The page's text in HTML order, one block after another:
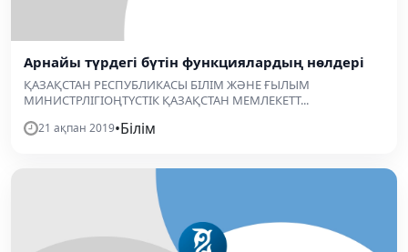
Арнайы түрдегі бүтін функциялардың нөлдері
ҚАЗАҚСТАН РЕСПУБЛИКАСЫ БІЛІМ ЖӘНЕ ҒЫЛЫМ
МИНИСТРЛІГІОҢТҮСТІК ҚАЗАҚСТАН МЕМЛЕКЕТТ...
21 ақпан 2019•Білім